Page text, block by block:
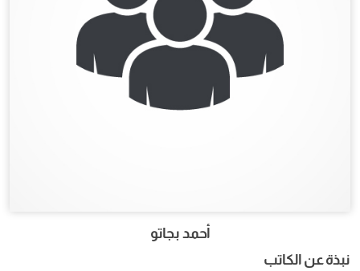
أحمد بجاتو
نبذة عن الكاتب